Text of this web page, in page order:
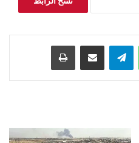
واتساب تيلقرام مشاركة عبر البريد طباعة